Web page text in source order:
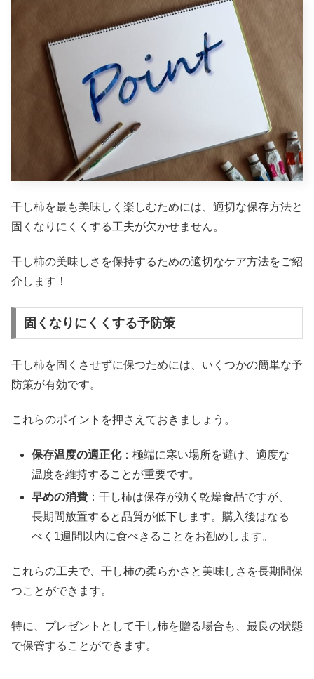
干し柿を最も美味しく楽しむためには、適切な保存方法と
固くなりにくくする工夫が欠かせません。
干し柿の美味しさを保持するための適切なケア方法をご紹
介します！
固くなりにくくする予防策
干し柿を固くさせずに保つためには、いくつかの簡単な予
防策が有効です。
これらのポイントを押さえておきましょう。
保存温度の適正化：極端に寒い場所を避け、適度な
温度を維持することが重要です。
早めの消費 ：干し柿は保存が効く乾燥食品ですが、
長期間放置すると品質が低下します。購入後はなる
べく1週間以内に食べきることをお勧めします。
これらの工夫で、干し柿の柔らかさと美味しさを長期間保
つことができます。
特に、プレゼントとして干し柿を贈る場合も、最良の状態
で保管することができます。